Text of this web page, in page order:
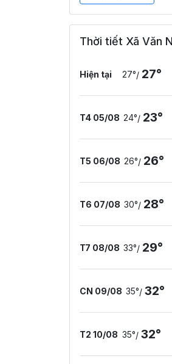
Thời tiết Xã Văn
Hiện tại 27°/ 27°
T4 05/08 24°/ 23°
T5 06/08 26°/ 26°
T6 07/08 30°/ 28°
T7 08/08 33°/ 29°
CN 09/08 35°/ 32°
T2 10/08 35°/ 32°